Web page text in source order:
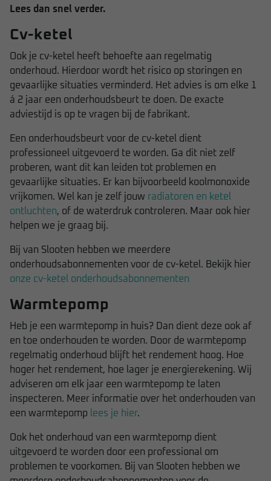
Lees dan snel verder.
Cv-ketel
Ook je cv-ketel heeft behoefte aan regelmatig
onderhoud. Hierdoor wordt het risico op storingen en
gevaarlijke situaties verminderd. Het advies is om elke 1
á 2 jaar een onderhoudsbeurt te doen. De exacte
adviestijd is op te vragen bij de fabrikant.
Een onderhoudsbeurt voor de cv-ketel dient
professioneel uitgevoerd te worden. Ga dit niet zelf
proberen, want dit kan leiden tot problemen en
gevaarlijke situaties. Er kan bijvoorbeeld koolmonoxide
vrijkomen. Wel kan je zelf jouw radiatoren en ketel
ontluchten, of de waterdruk controleren. Maar ook hier
helpen we je graag bij.
Bij van Slooten hebben we meerdere
onderhoudsabonnementen voor de cv-ketel. Bekijk hier
onze cv-ketel onderhoudsabonnementen
Warmtepomp
Heb je een warmtepomp in huis? Dan dient deze ook af
en toe onderhouden te worden. Door de warmtepomp
regelmatig onderhoud blijft het rendement hoog. Hoe
hoger het rendement, hoe lager je energierekening. Wij
adviseren om elk jaar een warmtepomp te laten
inspecteren. Meer informatie over het onderhouden van
een warmtepomp
lees je hier.
Ook het onderhoud van een warmtepomp dient
uitgevoerd te worden door een professional om
problemen te voorkomen. Bij van Slooten hebben we